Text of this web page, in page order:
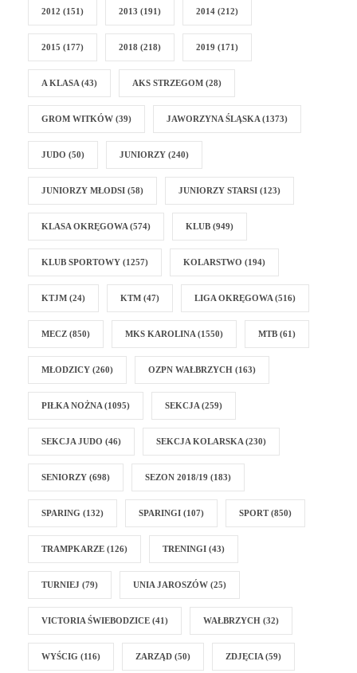
2012 (151) 2013 (191) 2014 (212)
2015 (177) 2018 (218) 2019 (171)
A KLASA (43) AKS STRZEGOM (28)
GROM WITKÓW (39) JAWORZYNA ŚLĄSKA (1373)
JUDO (50) JUNIORZY (240)
JUNIORZY MŁODSI (58) JUNIORZY STARSI (123)
KLASA OKRĘGOWA (574) KLUB (949)
KLUB SPORTOWY (1257) KOLARSTWO (194)
KTJM (24) KTM (47) LIGA OKRĘGOWA (516)
MECZ (850) MKS KAROLINA (1550) MTB (61)
MŁODZICY (260) OZPN WAŁBRZYCH (163)
PIŁKA NOŻNA (1095) SEKCJA (259)
SEKCJA JUDO (46) SEKCJA KOLARSKA (230)
SENIORZY (698) SEZON 2018/19 (183)
SPARING (132) SPARINGI (107) SPORT(850)
TRAMPKARZE (126) TRENINGI (43)
TURNIEJ (79) UNIA JAROSZÓW (25)
VICTORIA ŚWIEBODZICE (41) WAŁBRZYCH (32)
WYŚCIG (116) ZARZĄD (50) ZDJĘCIA (59)